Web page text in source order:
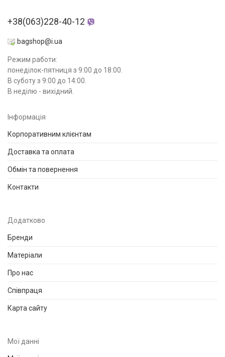
+38(063)228-40-12
bagshop@i.ua
Режим работи:
понеділок-пятниця з 9:00 до 18:00.
В суботу з 9:00 до 14:00.
В неділю - вихідний.
Інформація
Корпоративним клієнтам
Доставка та оплата
Обмін та повернення
Контакти
Додатково
Бренди
Матеріали
Про нас
Співпраця
Карта сайту
Мої данні